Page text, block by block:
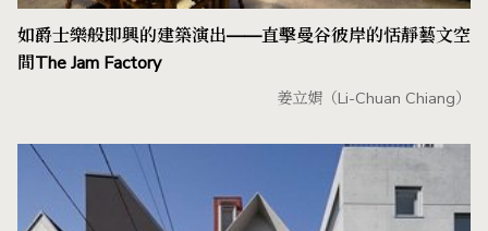
如爵士樂般即興的建築演出——直擊曼谷彼岸的恬靜藝文空
間The Jam Factory
姜立娟（Li-Chuan Chiang）